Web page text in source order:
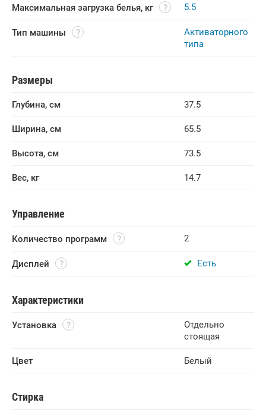
Максимальная загрузка белья, кг 5.5
Тип машины
Активаторного
типа
Размеры
Глубина, см 37.5
Ширина, см 65.5
Высота, см 73.5
Вес, кг 14.7
Управление
Количество программ 2
Дисплей Есть
Характеристики
Установка
Отдельно
стоящая
Цвет Белый
Стирка